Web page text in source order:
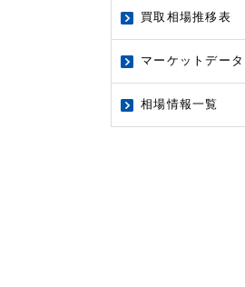
買取相場推移表
マーケットデータ
相場情報一覧